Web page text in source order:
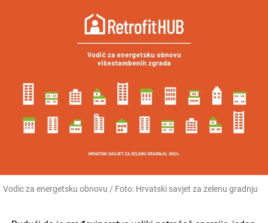
Vodic za energetsku obnovu / Foto: Hrvatski savjet za zelenu gradnju